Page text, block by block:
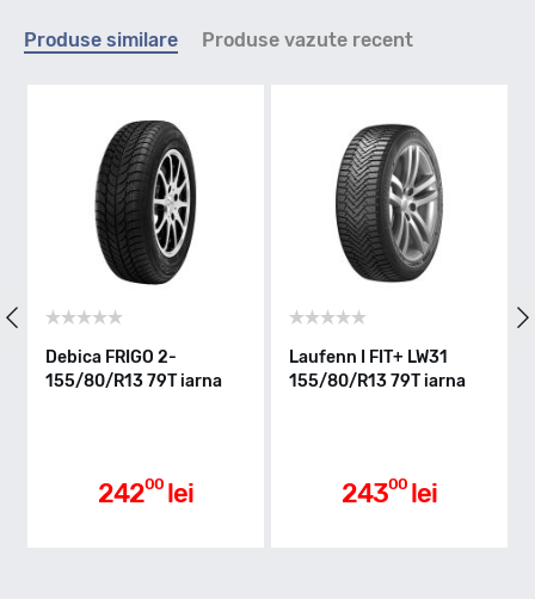
Indice viteza
Indice greutate
Aderenta pe carosabil ud
Produse similare Produse vazute recent
Debica FRIGO 2-
155/80/R13 79T iarna
24200 lei
Laufenn I FIT+ LW31
155/80/R13 79T iarna
24300 lei